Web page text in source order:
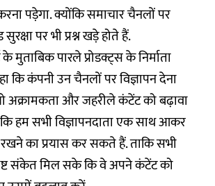
पड़ेगा. क्योंकि समाचार चैनलों पर
सुरक्षा पर भी प्रश्न खड़े होते हैं.
मुताबिक पारले प्रोडक्ट्स के निर्माता
कि कंपनी उन चैनलों पर विज्ञापन देना
अक्रामकता और जहरीले कंटेंट को बढ़ावा
हम सभी विज्ञापनदाता एक साथ आकर
का प्रयास कर सकते हैं. ताकि सभी
संकेत मिल सके कि वे अपने कंटेंट को